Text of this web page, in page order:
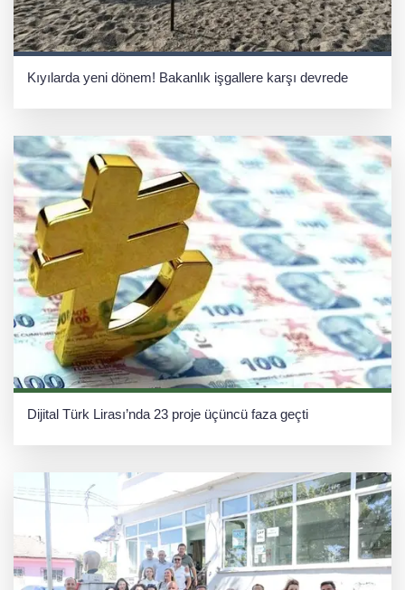
Kıyılarda yeni dönem! Bakanlık işgallere karşı devrede
Dijital Türk Lirası’nda 23 proje üçüncü faza geçti